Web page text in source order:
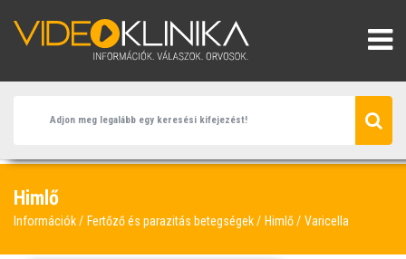
Himlő
Információk Fertőző és parazitás betegségek Himlő Varicella